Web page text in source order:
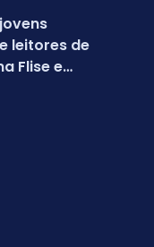
leitores de
Flise e